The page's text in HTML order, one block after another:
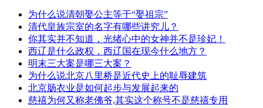
为什么说清朝娶公主等于“娶祖宗”
清代皇族宗室的名字有哪些讲究儿？
你其实并不知道，光绪心中的女神并不是珍妃！
西辽是什么政权，西辽国在现今什么地方？
明末三大案是哪三大案？
为什么说北京八里桥是近代史上的耻辱建筑
北京肠衣业是如何起步与发展起来的
慈禧为何又称老佛爷,其实这个称号不是慈禧专用